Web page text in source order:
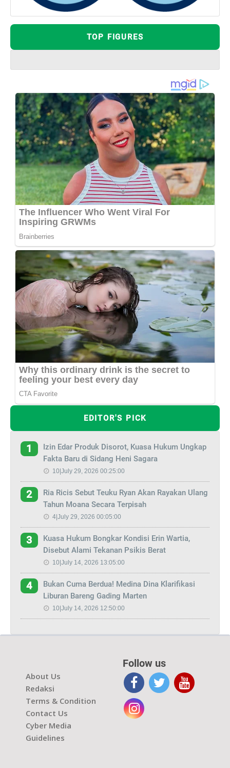
TOP FIGURES
EDITOR'S PICK
1
Izin Edar Produk Disorot, Kuasa Hukum Ungkap
Fakta Baru di Sidang Heni Sagara
10|July 29, 2026 00:25:00
2
Ria Ricis Sebut Teuku Ryan Akan Rayakan Ulang
Tahun Moana Secara Terpisah
4|July 29, 2026 00:05:00
3
Kuasa Hukum Bongkar Kondisi Erin Wartia,
Disebut Alami Tekanan Psikis Berat
10|July 14, 2026 13:05:00
4
Bukan Cuma Berdua! Medina Dina Klarifikasi
Liburan Bareng Gading Marten
10|July 14, 2026 12:50:00
About Us
Redaksi
Terms & Condition
Contact Us
Cyber Media
Guidelines
Follow us